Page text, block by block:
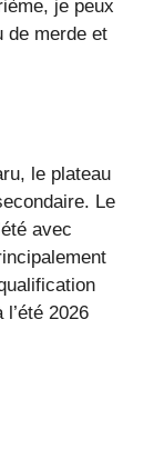
je peux
de merde et
le plateau
Le
avec
2026